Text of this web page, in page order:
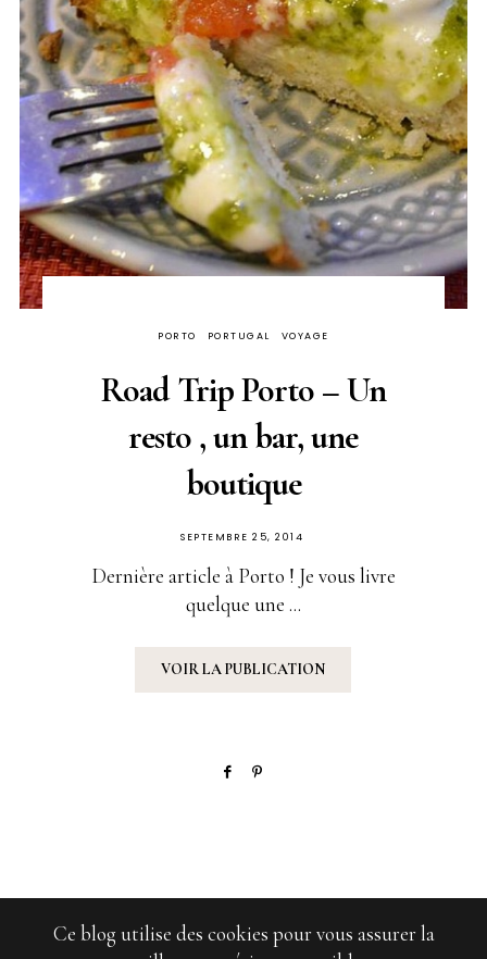
PORTO PORTUGAL VOYAGE
Road Trip Porto – Un
resto , un bar, une
boutique
PUBLIÉ
SEPTEMBRE 25, 2014
Dernière article à Porto ! Je vous livre
quelque une ...
VOIR LA PUBLICATION
Ce blog utilise des cookies pour vous assurer la